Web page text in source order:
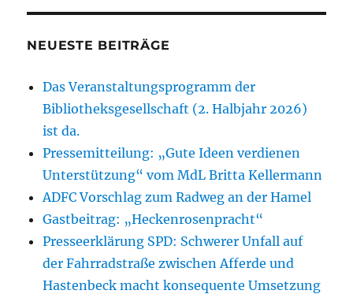
NEUESTE BEITRÄGE
Das Veranstaltungsprogramm der
Bibliotheksgesellschaft (2. Halbjahr 2026)
ist da.
Pressemitteilung: „Gute Ideen verdienen
Unterstützung“ vom MdL Britta Kellermann
ADFC Vorschlag zum Radweg an der Hamel
Gastbeitrag: „Heckenrosenpracht“
Presseerklärung SPD: Schwerer Unfall auf
der Fahrradstraße zwischen Afferde und
Hastenbeck macht konsequente Umsetzung